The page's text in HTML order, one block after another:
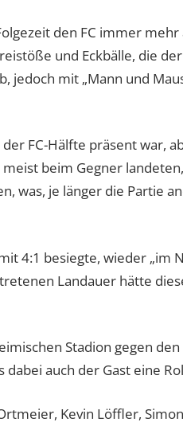
den FC immer mehr
und Eckbälle, die
jedoch mit „Mann und
FC-Hälfte präsent war,
meist beim Gegner
was, je länger die Partie
4:1 besiegte, wieder „im
Landauer hätte
Stadion gegen den
auch der Gast eine
Kevin Löffler,